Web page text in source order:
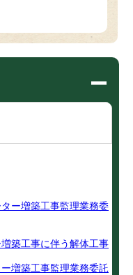
ー増築工事監理業務委
築工事に伴う解体工事
増築工事監理業務委託